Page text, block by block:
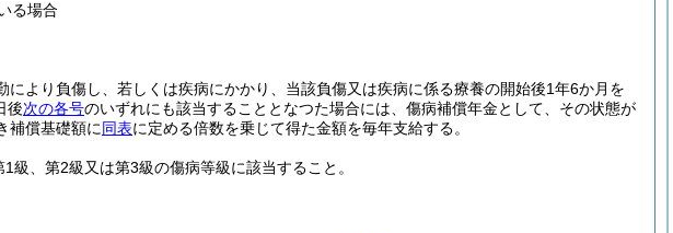
る場合
より負傷し、若しくは疾病にかかり、当該負傷又は疾病に係る療養の開始後1年6か月を
後次の各号のいずれにも該当することとなつた場合には、傷病補償年金として、その状態が
補償基礎額に同表に定める倍数を乗じて得た金額を毎年支給する。
1級、第2級又は第3級の傷病等級に該当すること。